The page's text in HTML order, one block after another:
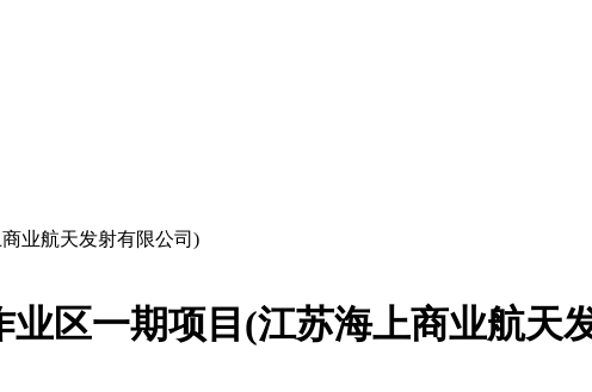
业航天发射有限公司)
区一期项目(江苏海上商业航天